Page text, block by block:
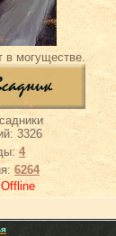
в могуществе.
3326
4
6264
Offline